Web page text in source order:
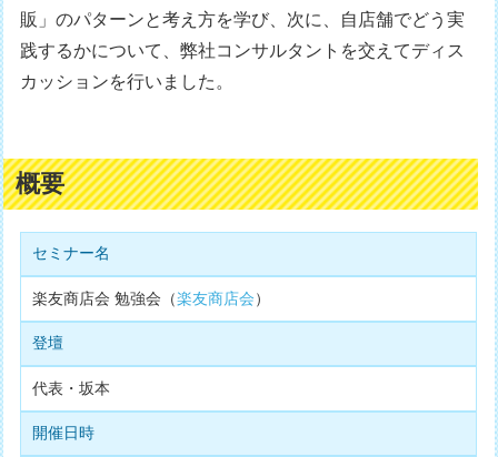
販」のパターンと考え方を学び、次に、自店舗でどう実
践するかについて、弊社コンサルタントを交えてディス
カッションを行いました。
概要
セミナー名
楽友商店会 勉強会（楽友商店会）
登壇
代表・坂本
開催日時